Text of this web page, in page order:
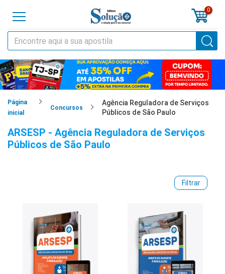
0
Página
inicial
Concursos
Agência Reguladora de Serviços
Públicos de São Paulo
ARSESP - Agência Reguladora de Serviços
Públicos de São Paulo
Filtrar